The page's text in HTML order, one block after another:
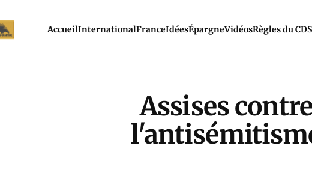
AccueilInternationalFranceIdéesÉpargneVidéosRègles du CDS
Assises contre